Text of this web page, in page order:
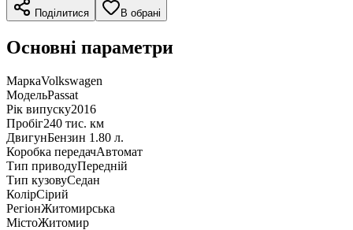
Поділитися В обрані
Основні параметри
МаркаVolkswagen
МодельPassat
Рік випуску2016
Пробіг240 тис. км
ДвигунБензин 1.80 л.
Коробка передачАвтомат
Тип приводуПередній
Тип кузовуСедан
КолірСірий
РегіонЖитомирська
МістоЖитомир